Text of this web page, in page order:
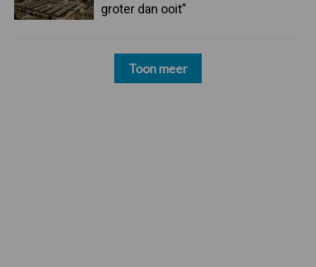
groter dan ooit”
Toon meer